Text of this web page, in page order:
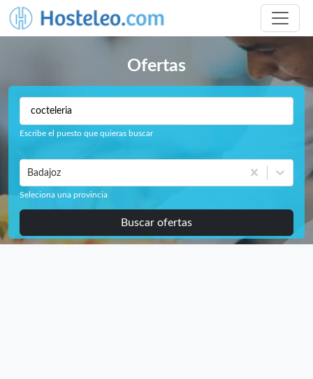
Ofertas
Escribe el puesto que quieras buscar
Badajoz
Seleciona una provincia
Buscar ofertas